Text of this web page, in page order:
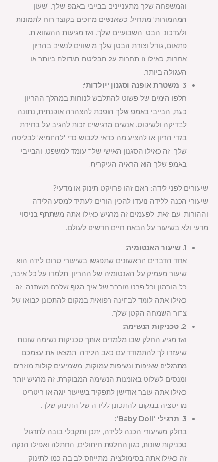
והמשפחה שלך מתעניינים בבייבי באמפ שלך. 'שעון
המהמורות' מתחיל, כשאנשים מחכים בקוצר רוח לתמונות
ולעדכוני הבטן השבועיים שלך. ואז מגיעות ההשוואות.
פתאום, גודל וצורת הבטן שלך מושווים לנשים בהריון
אחרות, כאילו זו תחרות על הבליטה הגדולה ביותר או
העגולה ביותר.
3. משטרת אופנה וסגנון 'יולדות':
חלפו הימים של פשוט להתלבש לנוחות במהלך ההריון.
כעת, הבייבי באמפ שלך הופכת להצהרה אופנתית, נתונה
לבדיקה ולשיפוט. אנשים מרגישים זכות להגיב על בחירת
בגדי הריון או להציע מה כדאי ללבוש כדי 'להחמיא' לבליטה
שלך. זה כאילו הסגנון האישי שלך עומד למשפט, והבייבי
באמפ שלך הוא הראיה העיקרית.
שיעורים לפני לידה: האם זהו פרויקט תינוק או מדעי?
שיעורי הכנה ללידה נועדו להכין הורים לעתיד למסע הלידה
וההורות. עם זאת, לפעמים זה מרגיש כאילו אתה משתתף בניסוי
מדעי ולא בשיעור על הבאת חיים חדשים לעולם.
1. שיעור האנטומיה:
אחד הדברים הראשונים שתפגשו בשיעורי טרום לידה הוא
שיעור מעמיק על האנטומיה של ההריון. תלמדו על כל איבר,
כל הורמון וכל פרט מורכב של איך הגוף שלכם משתנה. זה
כאילו אתה לומד לבחינה רפואית במקום להתכונן לבואו של
צרור השמחה הקטן שלך.
2. טכניקות הנשימה:
ואז מגיע החלק שבו מלמדים אותך טכניקות נשימה שונות
שיעזרו לך להתמודד עם כאב הלידה. תמצאו את עצמכם
מתרגלים שאיפות ונשיפות עמוקות, משמיעים קולות מוזרים
ומנסים לשלוט באומנות הנשימה המבוקרת. זה מרגיש יותר
כאילו אתה עובר אודישן לתפקיד בשיעור יוגה או ריטריט
מדיטציה במקום להתכונן ללידה של התינוק שלך.
3. תרגילי 'Baby Doll':
בחלק משיעורי הכנה ללידה, יתכן ותקבלי בובה לתרגול
טכניקות שונות, כגון החלפת חיתולים, החתלה ואפילו הנקה.
זה כאילו אתה בסימולציה, מתייחס לבובה כמו לתינוק